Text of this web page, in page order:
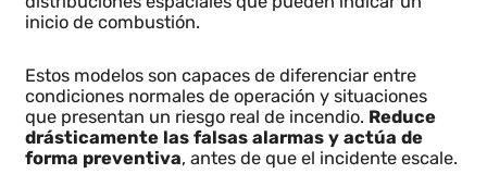
real,identificando patrones complejos
como
inicio de combustión.
Estos modelos son capaces de diferenciar entre
condiciones normales de operación y situaciones